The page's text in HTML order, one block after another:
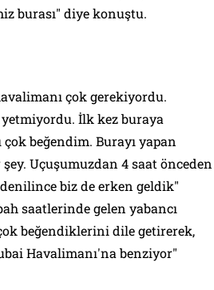
burası" diye konuştu.
çok gerekiyordu.
İlk kez buraya
beğendim. Burayı yapan
Uçuşumuzdan 4 saat önceden
biz de erken geldik"
saatlerinde gelen yabancı
beğendiklerini dile getirerek,
Havalimanı'na benziyor"